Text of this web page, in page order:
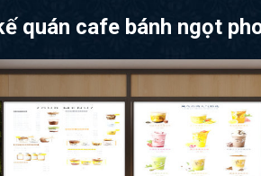
quán cafe bánh ngọt